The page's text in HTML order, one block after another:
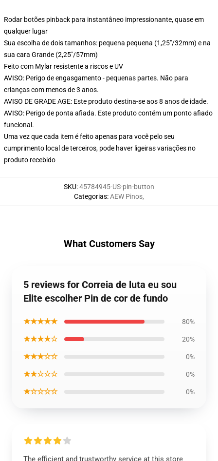
Rodar botões pinback para instantâneo impressionante, quase em
qualquer lugar
Sua escolha de dois tamanhos: pequena pequena (1,25"/32mm) e na
sua cara Grande (2,25"/57mm)
Feito com Mylar resistente a riscos e UV
AVISO: Perigo de engasgamento - pequenas partes. Não para
crianças com menos de 3 anos.
AVISO DE GRADE AGE: Este produto destina-se aos 8 anos de idade.
AVISO: Perigo de ponta afiada. Este produto contém um ponto afiado
funcional.
Uma vez que cada item é feito apenas para você pelo seu
cumprimento local de terceiros, pode haver ligeiras variações no
produto recebido
SKU:45784945-US-pin-button
Categorias:AEW Pinos,
What Customers Say
5 reviews for Correia de luta eu sou
Elite escolher Pin de cor de fundo
★★★★★ 80%
★★★★☆ 20%
★★★☆☆ 0%
★★☆☆☆ 0%
★☆☆☆☆ 0%
The efficient and trustworthy service at this store